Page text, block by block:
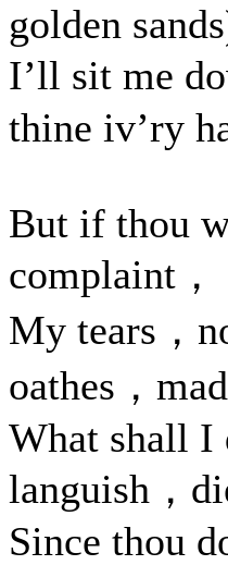
golden
I’ll sit me
thine iv’ry
But if thou
complaint，
My tears，
oathes，
What shall I
languish，
Since thou